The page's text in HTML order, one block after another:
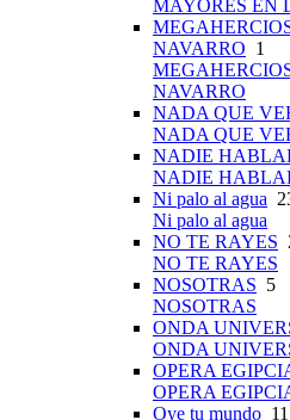
MAYORES EN
NAVARRO 1
NAVARRO
NADA QUE
NADA QUE
NADIE
NADIE
Ni palo al agua
Ni palo al agua
NO TE RAYES
NO TE RAYES
NOSOTRAS 5
NOSOTRAS
ONDA
ONDA
OPERA
OPERA
Oye tu mundo 11